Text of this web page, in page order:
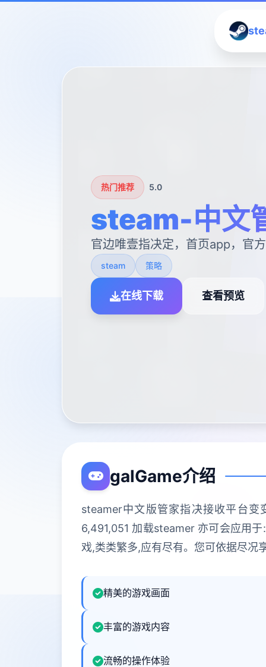
热门推荐 5.0
steam-中文
官边唯壹指决定，首页app，官
steam 策略
在线下载 查看预览
galGame介绍
steamer中文版管家指决接收平台
6,491,051 加载steamer 亦可会应用
戏,类类繁多,应有尽有。您可依据尽况
精美的游戏画面
丰富的游戏内容
流畅的操作体验